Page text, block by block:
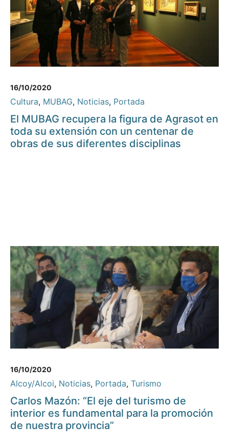
16/10/2020
Cultura, MUBAG, Noticias, Portada
El MUBAG recupera la figura de Agrasot en
toda su extensión con un centenar de
obras de sus diferentes disciplinas
16/10/2020
Alcoy/Alcoi, Noticias, Portada, Turismo
Carlos Mazón: “El eje del turismo de
interior es fundamental para la promoción
de nuestra provincia”